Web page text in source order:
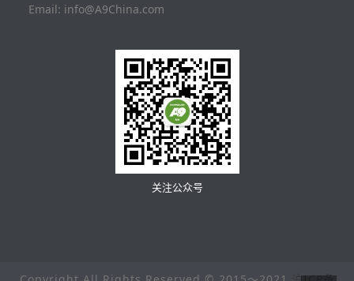
Email: info@A9China.com
关注公众号